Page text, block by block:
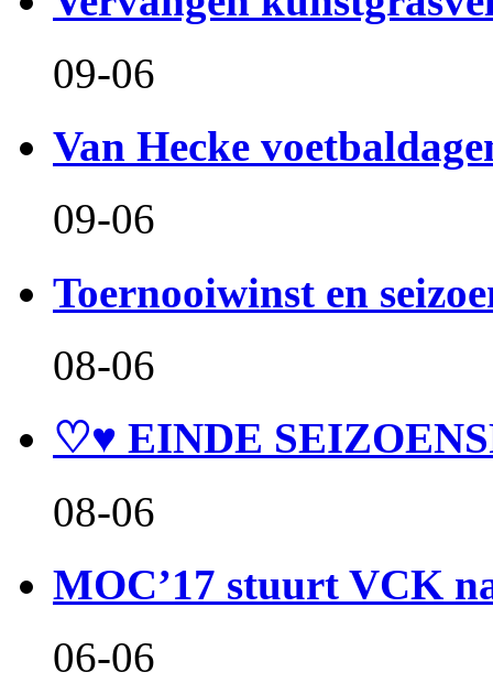
09-06
Van Hecke
09-06
Toernooiwinst en
08-06
♡♥ EINDE
08-06
MOC’17 stuurt VCK
06-06